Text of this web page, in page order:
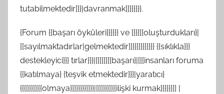
tutabilmektedir]]}|davranmak]]}}}}}}.
{Forum {{başarı öyküleri}}}}}} ve [[{{[[oluşturdukları}|
[[sayılmaktadırlar|gelmektedir]]}}]]}}]]}}} {{sıklıkla}}}
destekleyici}}} tırlar}}}|[[[[[[[[başarı}|[[{insanları foruma
{{katılmaya} {teşvik etmektedir}}}|yaratıcı}
{{{[[{{[[{{olmaya}]]}}}}}]]}}|[[[[{{[[{{ilişki kurmak}}}}}}]] |